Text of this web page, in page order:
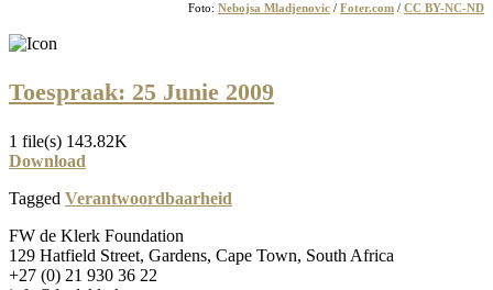
Foto: Nebojsa Mladjenovic / Foter.com / CC BY-NC-ND
Toespraak: 25 Junie 2009
1 file(s) 143.82K
Download
Tagged Verantwoordbaarheid
FW de Klerk Foundation
129 Hatfield Street, Gardens, Cape Town, South Africa
+27 (0) 21 930 36 22